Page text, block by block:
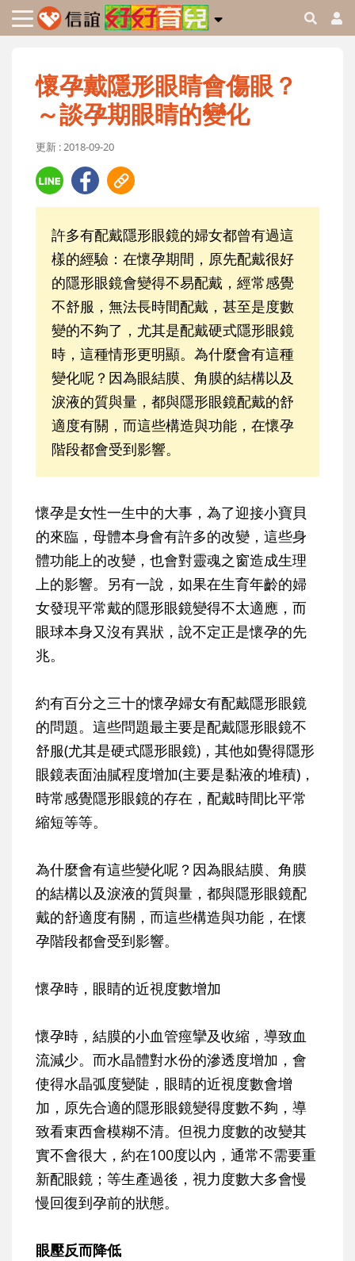
懷孕戴隱形眼睛會傷眼？
～談孕期眼睛的變化
更新 : 2018-09-20
許多有配戴隱形眼鏡的婦女都曾有過這
樣的經驗：在懷孕期間，原先配戴很好
的隱形眼鏡會變得不易配戴，經常感覺
不舒服，無法長時間配戴，甚至是度數
變的不夠了，尤其是配戴硬式隱形眼鏡
時，這種情形更明顯。為什麼會有這種
變化呢？因為眼結膜、角膜的結構以及
淚液的質與量，都與隱形眼鏡配戴的舒
適度有關，而這些構造與功能，在懷孕
階段都會受到影響。
懷孕是女性一生中的大事，為了迎接小寶貝
的來臨，母體本身會有許多的改變，這些身
體功能上的改變，也會對靈魂之窗造成生理
上的影響。另有一說，如果在生育年齡的婦
女發現平常戴的隱形眼鏡變得不太適應，而
眼球本身又沒有異狀，說不定正是懷孕的先
兆。
約有百分之三十的懷孕婦女有配戴隱形眼鏡
的問題。這些問題最主要是配戴隱形眼鏡不
舒服(尤其是硬式隱形眼鏡)，其他如覺得隱形
眼鏡表面油膩程度增加(主要是黏液的堆積)，
時常感覺隱形眼鏡的存在，配戴時間比平常
縮短等等。
為什麼會有這些變化呢？因為眼結膜、角膜
的結構以及淚液的質與量，都與隱形眼鏡配
戴的舒適度有關，而這些構造與功能，在懷
孕階段都會受到影響。
懷孕時，眼睛的近視度數增加
懷孕時，結膜的小血管痙攣及收縮，導致血
流減少。而水晶體對水份的滲透度增加，會
使得水晶弧度變陡，眼睛的近視度數會增
加，原先合適的隱形眼鏡變得度數不夠，導
致看東西會模糊不清。但視力度數的改變其
實不會很大，約在100度以內，通常不需要重
新配眼鏡；等生產過後，視力度數大多會慢
慢回復到孕前的狀態。
眼壓反而降低